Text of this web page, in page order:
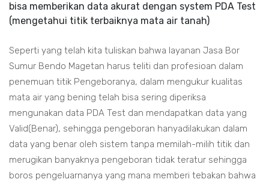
bisa memberikan data akurat dengan system PDA Test
(mengetahui titik terbaiknya mata air tanah)
Seperti yang telah kita tuliskan bahwa layanan Jasa Bor
Sumur Bendo Magetan harus teliti dan profesioan dalam
penemuan titik Pengeboranya, dalam mengukur kualitas
mata air yang bening telah bisa sering diperiksa
mengunakan data PDA Test dan mendapatkan data yang
Valid(Benar), sehingga pengeboran hanyadilakukan dalam
data yang benar oleh sistem tanpa memilah-milih titik dan
merugikan banyaknya pengeboran tidak teratur sehingga
boros pengeluarnanya yang mana memberi tebakan bahwa